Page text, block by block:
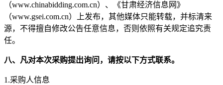
（www.chinabidding.com.cn） 、《甘肃经济信息网》
（www.gsei.com.cn）
上发布，其他媒体只能转载，并标清来
源，不得擅自修改公告任意信息，否则依照有关规定追究责
任。
八、凡对本次采购提出询问，请按以下方式联系。
1.采购人信息